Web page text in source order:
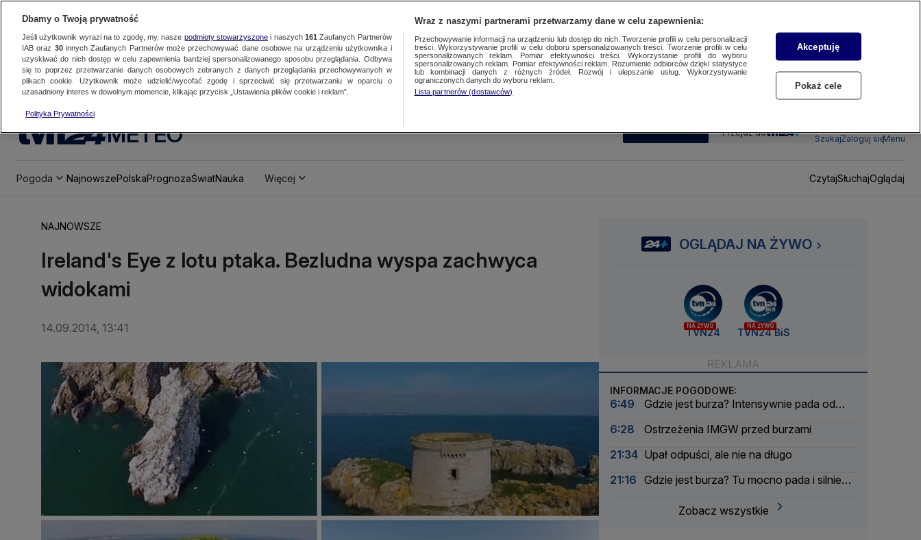
METEO SUBSKRYBUJ Przejdź do
SzukajZaloguj sięMenu
Pogoda NajnowszePolskaPrognozaŚwiatNauka Więcej CzytajSłuchajOglądaj
NAJNOWSZE
Ireland's Eye z lotu ptaka. Bezludna wyspa zachwyca
widokami
14.09.2014, 13:41
OGLĄDAJ NA ŻYWO
NA ŻYWO
TVN24
NA ŻYWO
TVN24 BiS
INFORMACJE POGODOWE:
6:49
Gdzie jest burza? Intensywnie pada od
6:28
Ostrzeżenia IMGW przed burzami
21:34 Upał odpuści, ale nie na długo
21:16 Gdzie jest burza? Tu mocno pada i silnie
Zobacz wszystkie
Dbamy o Twoją prywatność
Jeśli użytkownik wyrazi na to zgodę, my, nasze podmioty stowarzyszonei naszych 161 Zaufanych Partnerów
IAB oraz 30innych Zaufanych Partnerów może przechowywać dane osobowe na urządzeniu użytkownika i
uzyskiwać do nich dostęp w celu zapewnienia bardziej spersonalizowanego sposobu przeglądania. Odbywa
się to poprzez przetwarzanie danych osobowych zebranych z danych przeglądania przechowywanych w
plikach cookie. Użytkownik może udzielić/wycofać zgodę i sprzeciwić się przetwarzaniu w oparciu o
uzasadniony interes w dowolnym momencie, klikając przycisk „Ustawienia plików cookie i reklam”.
Polityka Prywatności
Wraz z naszymi partnerami przetwarzamy dane w celu zapewnienia:
Przechowywanie informacji na urządzeniu lub dostęp do nich. Tworzenie profili w celu personalizacji
treści. Wykorzystywanie profili w celu doboru spersonalizowanych treści. Tworzenie profili w celu
spersonalizowanych reklam. Pomiar efektywności treści. Wykorzystanie profili do wyboru
spersonalizowanych reklam. Pomiar efektywności reklam. Rozumienie odbiorców dzięki statystyce
lub kombinacji danych z różnych źródeł. Rozwój i ulepszanie usług. Wykorzystywanie
ograniczonych danych do wyboru reklam.
Lista partnerów (dostawców)
Akceptuję
Pokaż cele